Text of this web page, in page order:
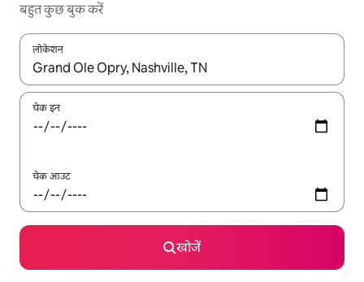
बहुत कुछ बुक करें
लोकेशन
नतीजों के उपलब्ध होने पर, अप और डाउन 'ऐरो की' का इस्तेमाल करके नेविगेट
चेक इन
चेक आउट
खोजें